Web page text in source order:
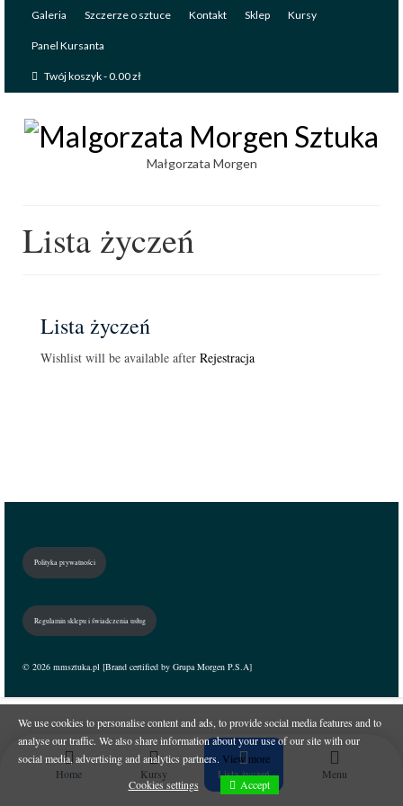
Galeria Szczerze o sztuce Kontakt Sklep Kursy
Panel Kursanta
Twój koszyk-0.00zł
Małgorzata Morgen
Lista życzeń
Lista życzeń
Wishlist will be available after Rejestracja
Home Kursy Lista życzeń Menu
Polityka prywatności
Regulamin sklepu i świadczenia usług
© 2026 mmsztuka.pl [Brand certified by Grupa Morgen P.S.A]
We use cookies to personalise content and ads, to provide social media features and to
analyse our traffic. We also share information about your use of our site with our
social media, advertising and analytics partners. View more
Cookies settings
Accept